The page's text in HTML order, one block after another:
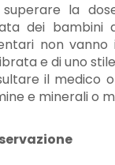
superare la
dei bambini
non
e di uno
il medico
e minerali o